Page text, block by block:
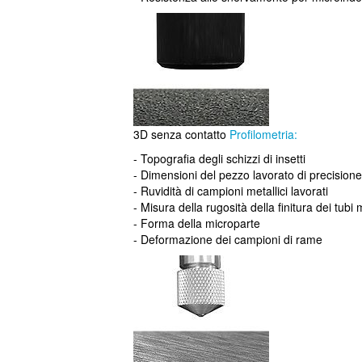
3D senza contatto Profilometria:
- Topografia degli schizzi di insetti
- Dimensioni del pezzo lavorato di precisione
- Ruvidità di campioni metallici lavorati
- Misura della rugosità della finitura dei tubi
- Forma della microparte
- Deformazione dei campioni di rame